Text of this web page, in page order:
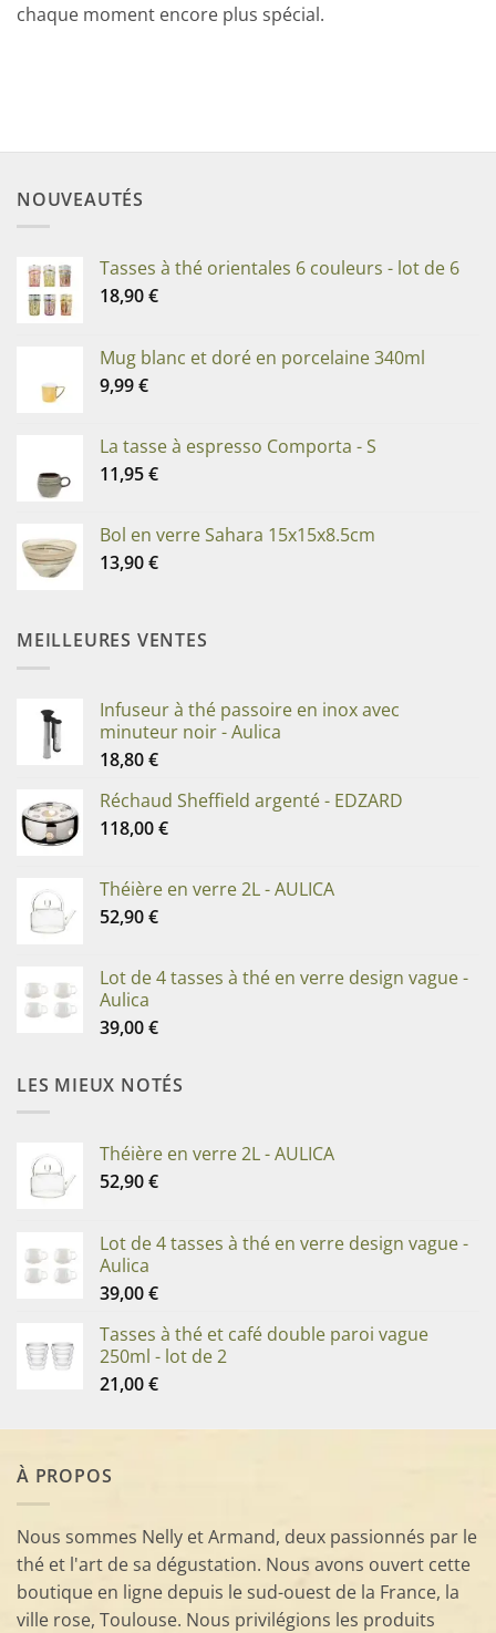
chaque moment encore plus spécial.
NOUVEAUTÉS
Tasses à thé orientales 6 couleurs - lot de 6
18,90€
Mug blanc et doré en porcelaine 340ml
9,99€
La tasse à espresso Comporta - S
11,95€
Bol en verre Sahara 15x15x8.5cm
13,90€
MEILLEURES VENTES
Infuseur à thé passoire en inox avec
minuteur noir - Aulica
18,80€
Réchaud Sheffield argenté - EDZARD
118,00€
Théière en verre 2L - AULICA
52,90€
Lot de 4 tasses à thé en verre design vague -
Aulica
39,00€
LES MIEUX NOTÉS
Théière en verre 2L - AULICA
52,90€
Lot de 4 tasses à thé en verre design vague -
Aulica
39,00€
Tasses à thé et café double paroi vague
250ml - lot de 2
21,00€
À PROPOS
Nous sommes Nelly et Armand, deux passionnés par le
thé et l'art de sa dégustation. Nous avons ouvert cette
boutique en ligne depuis le sud-ouest de la France, la
ville rose, Toulouse. Nous privilégions les produits